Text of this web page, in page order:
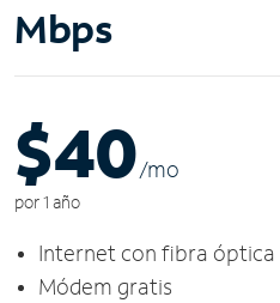
Mbps
$40/mo
por 1 año
Internet con fibra óptica
Módem gratis